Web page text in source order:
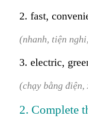
2. fast,
(nhanh, tiện
3. electric,
(chạy bằng
2. Complete